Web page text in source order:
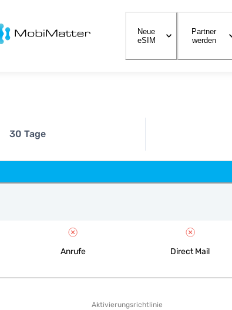
Neue
eSIM
Partner
werden
30 Tage
Anrufe Direct Mail
Aktivierungsrichtlinie